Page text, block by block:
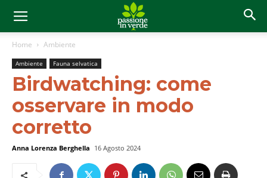
Home Ambiente
Ambiente Fauna selvatica
Birdwatching: come
osservare in modo
corretto
Anna Lorenza Berghella 16 Agosto 2024